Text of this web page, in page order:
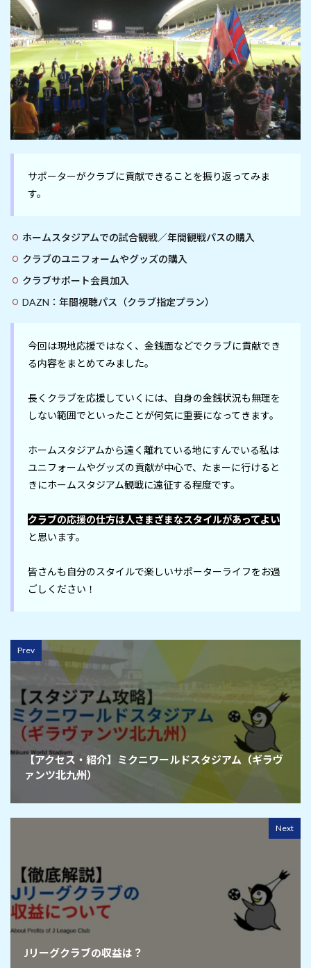
サポーターがクラブに貢献できることを振り返ってみま
ホームスタジアムでの試合観戦／年間観戦パスの購入
クラブのユニフォームやグッズの購入
クラブサポート会員加入
DAZN：年間視聴パス（クラブ指定プラン）
今回は現地応援ではなく、金銭面などでクラブに貢献でき
る内容をまとめてみました。
長くクラブを応援していくには、自身の金銭状況も無理を
しない範囲でといったことが何気に重要になってきます。
ホームスタジアムから遠く離れている地にすんでいる私は
ユニフォームやグッズの貢献が中心で、たまーに行けると
きにホームスタジアム観戦に遠征する程度です。
クラブの応援の仕方は人さまざまなスタイルがあってよい
と思います。
皆さんも自分のスタイルで楽しいサポーターライフをお過
Prev
【アクセス・紹介】ミクニワールドスタジアム（ギラヴ
ァンツ北九州）
Next
Jリーグクラブの収益は？